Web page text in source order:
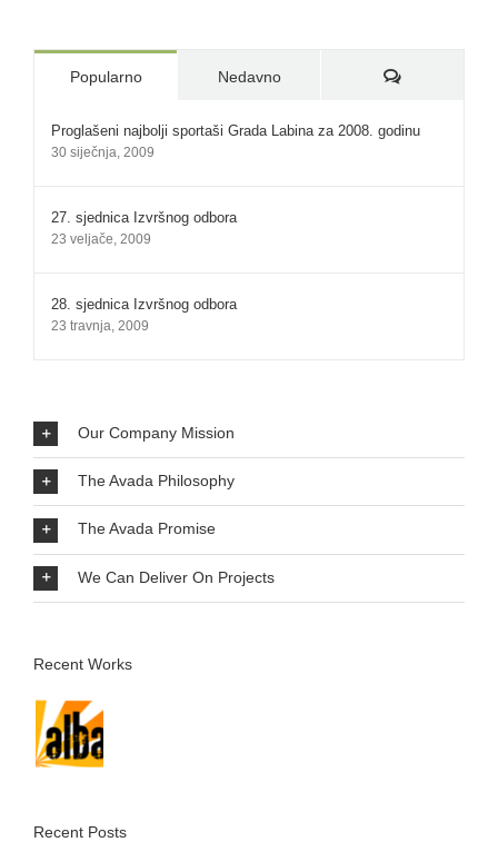
Popularno Nedavno Komentari:
Proglašeni najbolji sportaši Grada Labina za 2008. godinu
30 siječnja, 2009
27. sjednica Izvršnog odbora
23 veljače, 2009
28. sjednica Izvršnog odbora
23 travnja, 2009
Our Company Mission
The Avada Philosophy
The Avada Promise
We Can Deliver On Projects
Recent Works
Recent Posts